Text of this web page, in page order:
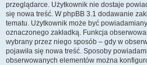
przeglądarce. Użytkownik nie dostaje
się nowa treść. W phpBB 3.1 dodawanie
tematu. Użytkownik może być
oznaczonego zakładką. Funkcja
wybrany przez niego sposób – gdy w
pojawiła się nowa treść. Sposoby
obserwowanych elementów można